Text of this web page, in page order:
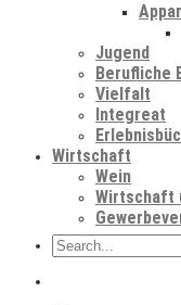
Jugend
Berufliche
Vielfalt
Integreat
Wirtschaft
Wein
Wirtschaft